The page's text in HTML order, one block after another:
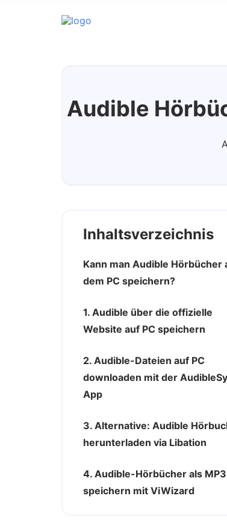
Audible
Inhaltsverzeichnis
Kann man Audible Hörbücher
dem PC speichern?
1. Audible über die offizielle
Website auf PC speichern
2. Audible-Dateien auf PC
downloaden mit der
App
3. Alternative: Audible
herunterladen via Libation
4. Audible-Hörbücher als MP3
speichern mit ViWizard